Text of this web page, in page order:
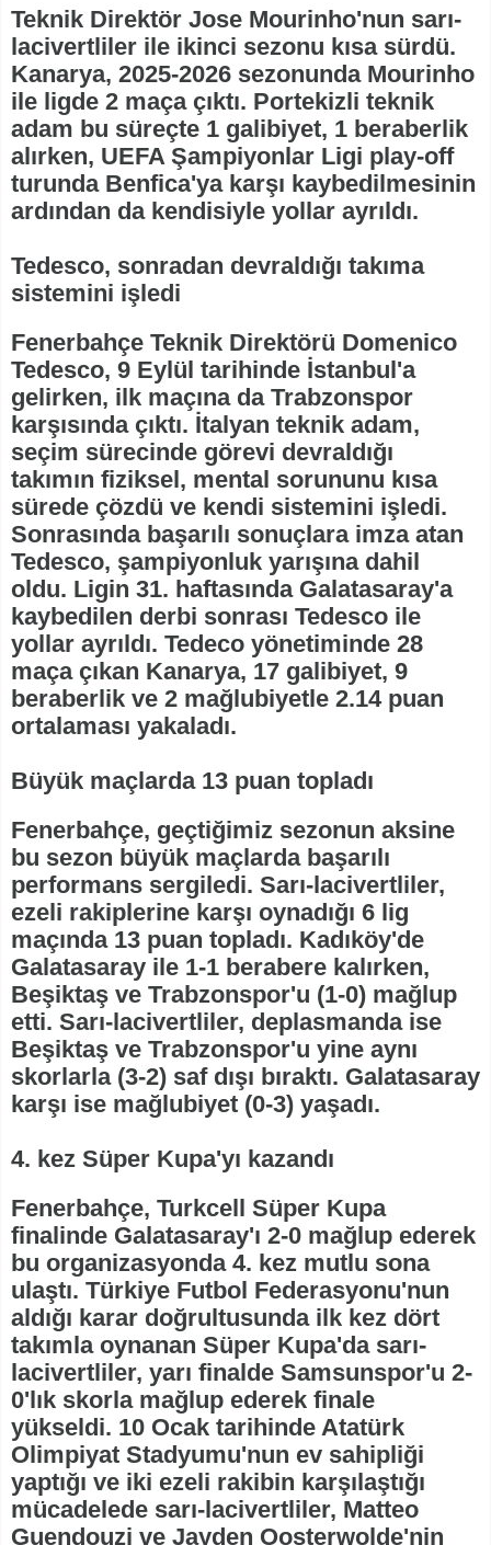
Teknik Direktör Jose Mourinho'nun sarı-
lacivertliler ile ikinci sezonu kısa sürdü.
Kanarya, 2025-2026 sezonunda Mourinho
ile ligde 2 maça çıktı. Portekizli teknik
adam bu süreçte 1 galibiyet, 1 beraberlik
alırken, UEFA Şampiyonlar Ligi play-off
turunda Benfica'ya karşı kaybedilmesinin
ardından da kendisiyle yollar ayrıldı.
Tedesco, sonradan devraldığı takıma
sistemini işledi
Fenerbahçe Teknik Direktörü Domenico
Tedesco, 9 Eylül tarihinde İstanbul'a
gelirken, ilk maçına da Trabzonspor
karşısında çıktı. İtalyan teknik adam,
seçim sürecinde görevi devraldığı
takımın fiziksel, mental sorununu kısa
sürede çözdü ve kendi sistemini işledi.
Sonrasında başarılı sonuçlara imza atan
Tedesco, şampiyonluk yarışına dahil
oldu. Ligin 31. haftasında Galatasaray'a
kaybedilen derbi sonrası Tedesco ile
yollar ayrıldı. Tedeco yönetiminde 28
maça çıkan Kanarya, 17 galibiyet, 9
beraberlik ve 2 mağlubiyetle 2.14 puan
ortalaması yakaladı.
Büyük maçlarda 13 puan topladı
Fenerbahçe, geçtiğimiz sezonun aksine
bu sezon büyük maçlarda başarılı
performans sergiledi. Sarı-lacivertliler,
ezeli rakiplerine karşı oynadığı 6 lig
maçında 13 puan topladı. Kadıköy'de
Galatasaray ile 1-1 berabere kalırken,
Beşiktaş ve Trabzonspor'u (1-0) mağlup
etti. Sarı-lacivertliler, deplasmanda ise
Beşiktaş ve Trabzonspor'u yine aynı
skorlarla (3-2) saf dışı bıraktı. Galatasaray
karşı ise mağlubiyet (0-3) yaşadı.
4. kez Süper Kupa'yı kazandı
Fenerbahçe, Turkcell Süper Kupa
finalinde Galatasaray'ı 2-0 mağlup ederek
bu organizasyonda 4. kez mutlu sona
ulaştı. Türkiye Futbol Federasyonu'nun
aldığı karar doğrultusunda ilk kez dört
takımla oynanan Süper Kupa'da sarı-
lacivertliler, yarı finalde Samsunspor'u 2-
0'lık skorla mağlup ederek finale
yükseldi. 10 Ocak tarihinde Atatürk
Olimpiyat Stadyumu'nun ev sahipliği
yaptığı ve iki ezeli rakibin karşılaştığı
mücadelede sarı-lacivertliler, Matteo
Guendouzi ve Jayden Oosterwolde'nin